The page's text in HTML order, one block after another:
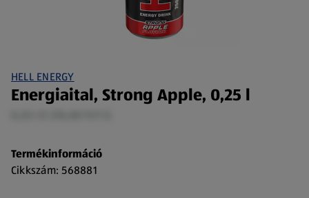
HELL ENERGY
Energiaital, Strong Apple, 0,25 l
Termékinformáció
Cikkszám: 568881